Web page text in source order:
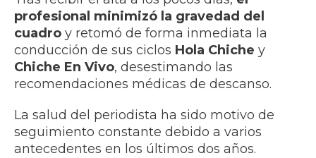
profesional minimizó la gravedad del
cuadro y retomó de forma inmediata la
conducción de sus ciclos Hola Chiche y
Chiche En Vivo, desestimando las
recomendaciones médicas de descanso.
La salud del periodista ha sido motivo de
seguimiento constante debido a varios
antecedentes en los últimos dos años.